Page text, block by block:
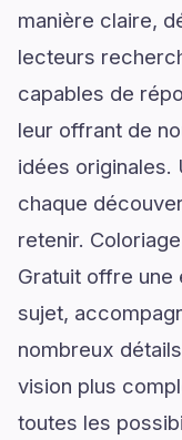
manière claire,
lecteurs
capables de
leur offrant de
idées originales.
chaque
retenir.
Gratuit offre une
sujet,
nombreux
vision plus
toutes les